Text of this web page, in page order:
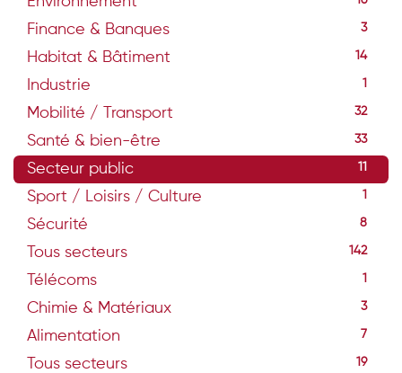
Finance & Banques 3
Habitat & Bâtiment 14
Industrie 1
Mobilité / Transport 32
Santé & bien-être 33
Secteur public 11
Sport / Loisirs / Culture 1
Sécurité 8
Tous secteurs 142
Télécoms 1
Chimie & Matériaux 3
Alimentation 7
Tous secteurs 19